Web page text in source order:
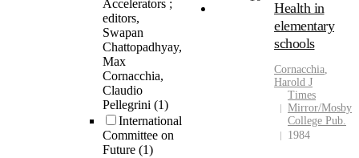
Accelerators ;
editors,
Swapan
Chattopadhyay,
Max
Cornacchia,
Claudio
Pellegrini (1)
International
Committee on
Future (1)
Health in
elementary
schools
Cornacchia,
Harold J
Times
Mirror/Mosby
College Pub.
1984